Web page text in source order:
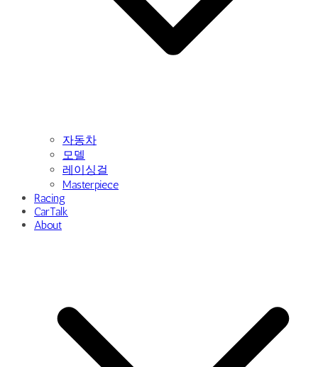
자동차
모델
레이싱걸
Masterpiece
Racing
CarTalk
About